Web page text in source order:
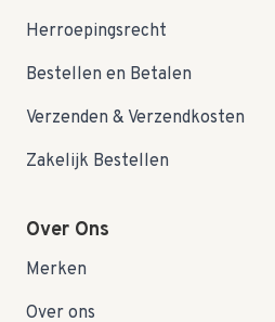
Herroepingsrecht
Bestellen en Betalen
Verzenden & Verzendkosten
Zakelijk Bestellen
Over Ons
Merken
Over ons